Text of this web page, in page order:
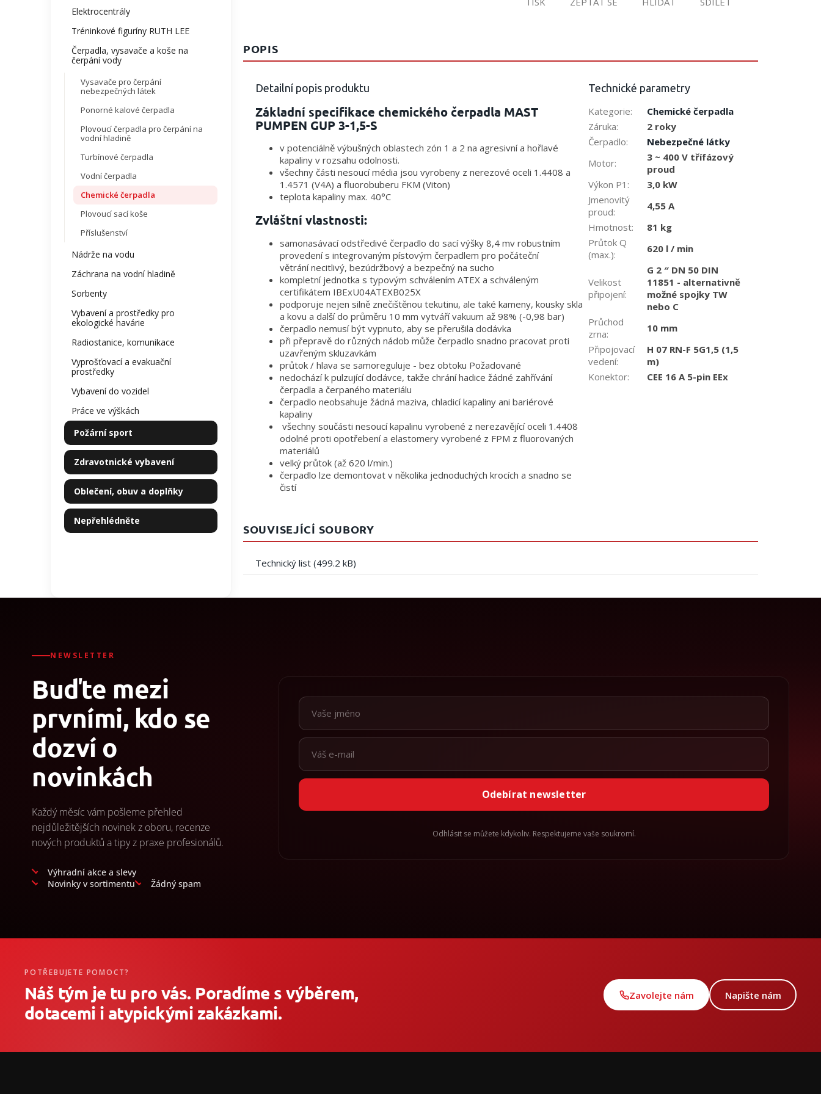
Elektrocentrály
Tréninkové figuríny RUTH LEE
Čerpadla, vysavače a koše na
čerpání vody
Vysavače pro čerpání
nebezpečných látek
Ponorné kalové čerpadla
Plovoucí čerpadla pro čerpání na
vodní hladině
Turbínové čerpadla
Vodní čerpadla
Chemické čerpadla
Plovoucí sací koše
Příslušenství
Nádrže na vodu
Záchrana na vodní hladině
Sorbenty
Vybavení a prostředky pro
ekologické havárie
Radiostanice, komunikace
Vyprošťovací a evakuační
prostředky
Vybavení do vozidel
Práce ve výškách
Požární sport
Zdravotnické vybavení
Oblečení, obuv a doplňky
Nepřehlédněte
POPIS
Detailní popis produktu
Základní specifikace chemického čerpadla MAST
PUMPEN GUP 3-1,5-S
v potenciálně výbušných oblastech zón 1 a 2 na agresivní a hořlavé
kapaliny v rozsahu odolnosti.
všechny části nesoucí média jsou vyrobeny z nerezové oceli 1.4408 a
1.4571 (V4A) a fluorobuberu FKM (Viton)
teplota kapaliny max. 40°C
Zvláštní vlastnosti:
samonasávací odstředivé čerpadlo do sací výšky 8,4 mv robustním
provedení s integrovaným pístovým čerpadlem pro počáteční
větrání necitlivý, bezúdržbový a bezpečný na sucho
kompletní jednotka s typovým schválením ATEX a schváleným
certifikátem IBExU04ATEXB025X
podporuje nejen silně znečištěnou tekutinu, ale také kameny, kousky skla
a kovu a další do průměru 10 mm vytváří vakuum až 98% (-0,98 bar)
čerpadlo nemusí být vypnuto, aby se přerušila dodávka
při přepravě do různých nádob může čerpadlo snadno pracovat proti
uzavřeným skluzavkám
průtok / hlava se samoreguluje - bez obtoku Požadované
nedochází k pulzující dodávce, takže chrání hadice žádné zahřívání
čerpadla a čerpaného materiálu
čerpadlo neobsahuje žádná maziva, chladicí kapaliny ani bariérové
kapaliny
všechny součásti nesoucí kapalinu vyrobené z nerezavějící oceli 1.4408
odolné proti opotřebení a elastomery vyrobené z FPM z fluorovaných
materiálů
velký průtok (až 620 l/min.)
čerpadlo lze demontovat v několika jednoduchých krocích a snadno se
čistí
Technické parametry
Kategorie:
Chemické čerpadla
Záruka:
2 roky
Čerpadlo:
Nebezpečné látky
Motor:
3 ~ 400 V třífázový
proud
Výkon P1 :
3,0 kW
Jmenovitý
proud:
4,55 A
Hmotnost:
81 kg
Průtok Q
(max.): 620 l / min
Velikost
připojení:
G 2 ″ DN 50 DIN
11851 - alternativně
možné spojky TW
nebo C
Průchod
zrna:
10 mm
Připojovací
vedení:
H 07 RN-F 5G1,5 (1,5
m)
Konektor: CEE 16 A 5-pin EEx
SOUVISEJÍCÍ SOUBORY
Technický list (499.2 kB)
NEWSLETTER
Buďte mezi
prvními, kdo se
dozví o
novinkách
Každý měsíc vám pošleme přehled
nejdůležitějších novinek z oboru, recenze
nových produktů a tipy z praxe profesionálů.
Výhradní akce a slevy
Novinky v sortimentu
Žádný spam
Odebírat newsletter
Odhlásit se můžete kdykoliv. Respektujeme vaše soukromí.
POTŘEBUJETE POMOCT?
Náš tým je tu pro vás. Poradíme s výběrem,
dotacemi i atypickými zakázkami.
Zavolejte nám Napište nám